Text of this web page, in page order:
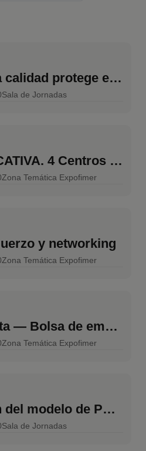
Mesa rápida: La calidad protege el valor del activo; la sostenibilidad protege su futuro, la digitalización asegura su evolución
Sala de Jornadas
PÍLDORA EDUCATIVA. 4 Centros FP invitados
Zona Temática Expofimer
y networking
Zona Temática Expofimer
SINCRO Conecta — Bolsa de empleo sectorial verificada
Zona Temática Expofimer
Transformación del modelo de PRL en renovables
Sala de Jornadas